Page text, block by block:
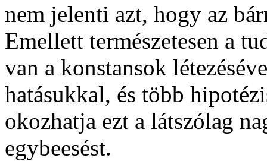
nem jelenti azt, hogy az
Emellett természetesen a
van a konstansok
hatásukkal, és több
okozhatja ezt a látszólag
egybeesést.